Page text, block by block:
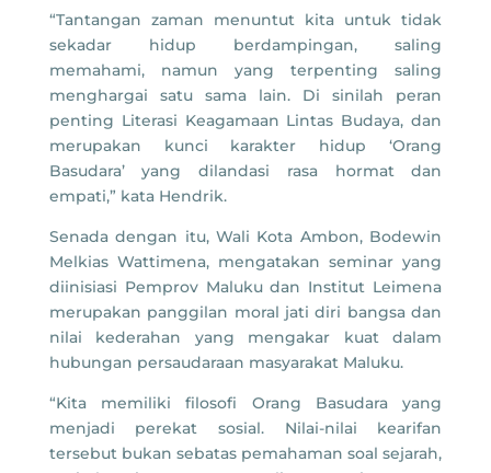
“Tantangan zaman menuntut kita untuk tidak
sekadar hidup berdampingan, saling
memahami, namun yang terpenting saling
menghargai satu sama lain. Di sinilah peran
penting Literasi Keagamaan Lintas Budaya, dan
merupakan kunci karakter hidup ‘Orang
Basudara’ yang dilandasi rasa hormat dan
empati,” kata Hendrik.
Senada dengan itu, Wali Kota Ambon, Bodewin
Melkias Wattimena, mengatakan seminar yang
diinisiasi Pemprov Maluku dan Institut Leimena
merupakan panggilan moral jati diri bangsa dan
nilai kederahan yang mengakar kuat dalam
hubungan persaudaraan masyarakat Maluku.
“Kita memiliki filosofi Orang Basudara yang
menjadi perekat sosial. Nilai-nilai kearifan
tersebut bukan sebatas pemahaman soal sejarah,